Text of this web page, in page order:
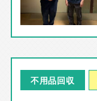
不用品回収